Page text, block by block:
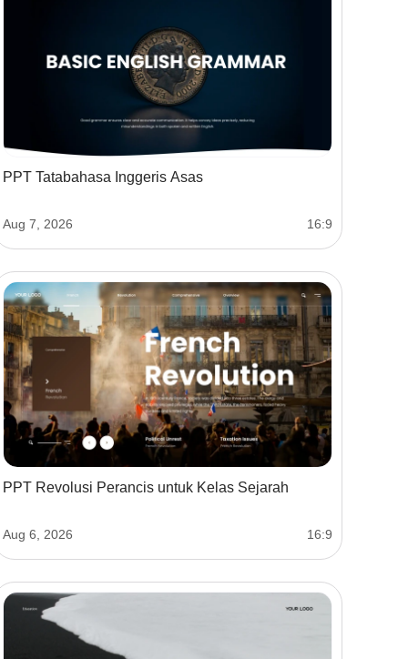
PPT Tatabahasa Inggeris Asas
Aug 7, 2026 16:9
PPT Revolusi Perancis untuk Kelas Sejarah
Aug 6, 2026 16:9